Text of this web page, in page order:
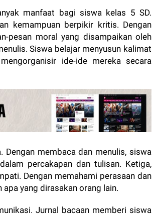
manfaat bagi siswa kelas 5 SD.
kemampuan berpikir kritis. Dengan
pesan moral yang disampaikan oleh
Siswa belajar menyusun kalimat
ide-ide mereka secara
membaca dan menulis, siswa
percakapan dan tulisan. Ketiga,
Dengan memahami perasaan dan
yang dirasakan orang lain.
Jurnal bacaan memberi siswa